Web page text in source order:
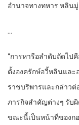
อำนาจ​ทางทหาร​ หลิน​
…
“การหารือ​ลำดับ​ถัดไป​
ตั้ง​องครักษ์​อวี้​หลิน​และ​
ราชบริพาร​และ​กล่าว​ต่
ภารกิจ​สำคัญ​ต่างๆ​ รับ
ขณะนี้​เป็น​หน้าที่​ของ​กอ